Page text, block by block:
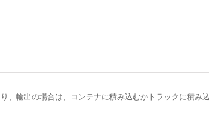
、輸出の場合は、コンテナに積み込むかトラックに積み